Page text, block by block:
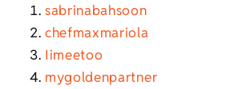
sabrinabahsoon
chefmaxmariola
Iimeetoo
mygoldenpartner